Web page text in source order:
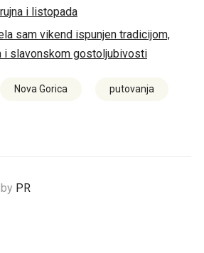
i listopada
sam vikend ispunjen tradicijom,
i slavonskom gostoljubivosti
Nova Gorica putovanja
PR